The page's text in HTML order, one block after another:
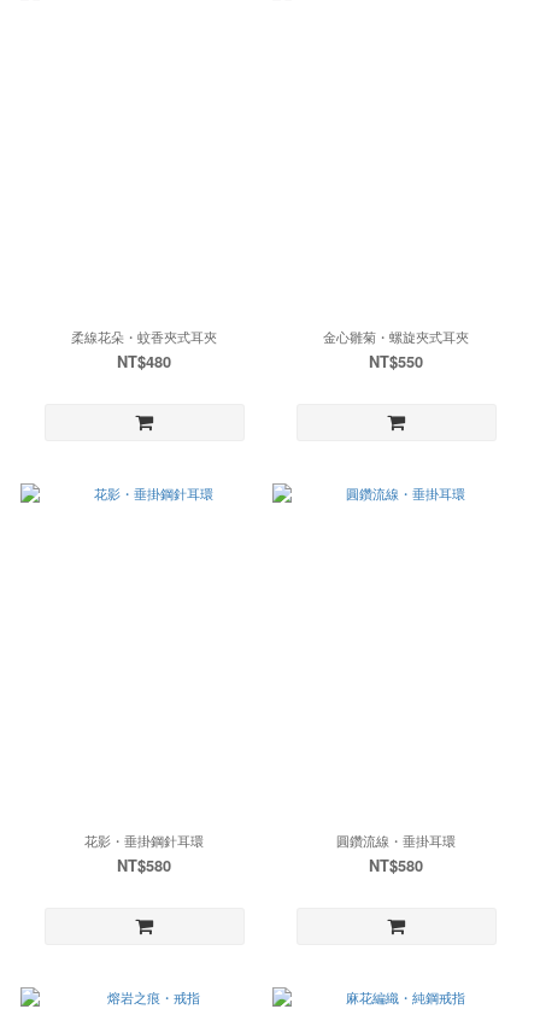
柔線花朵・蚊香夾式耳夾
NT$480
金心雛菊・螺旋夾式耳夾
NT$550
花影・垂掛鋼針耳環
NT$580
圓鑽流線・垂掛耳環
NT$580